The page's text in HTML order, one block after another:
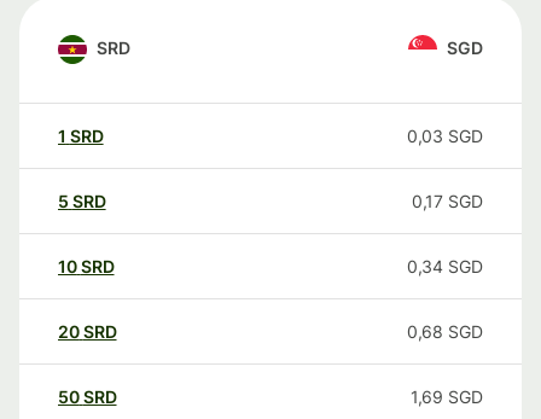
SRD SGD
1 SRD 0,03 SGD
5 SRD 0,17 SGD
10SRD 0,34 SGD
20SRD 0,68 SGD
50SRD 1,69 SGD